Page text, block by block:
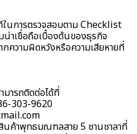
การตรวจสอบตาม Checklist
าเชื่อถือเบื้องต้นของธุรกิจ
ความผิดหวังหรือความเสียหายที่
ารถติดต่อได้ที่
303-9620
ค้าพุทธมณฑลสาย 5 ชานชาลาที่